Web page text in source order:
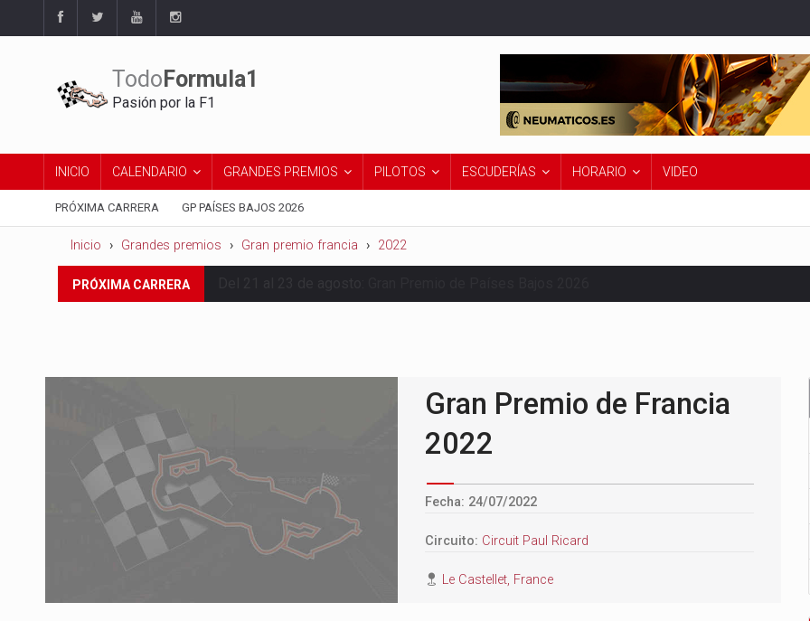
Todo Formula1
Pasión por la F1
INICIO CALENDARIO GRANDES PREMIOS PILOTOS ESCUDERÍAS HORARIO VIDEO
PRÓXIMA CARRERA GP PAÍSES BAJOS 2026
Inicio Grandes premios Gran premio francia 2022
PRÓXIMA CARRERA
Gran Premio de Francia
2022
Fecha: 24/07/2022
Circuito: Circuit Paul Ricard
Le Castellet, France